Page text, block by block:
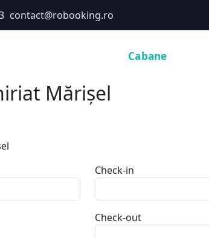
contact@robooking.ro
Cabane
Mărișel
Check-in
Check-out